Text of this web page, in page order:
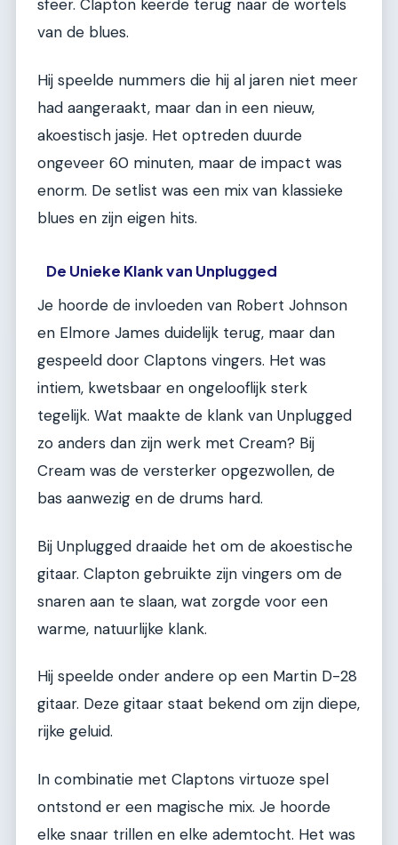
sfeer. Clapton keerde terug naar de wortels
van de blues.
Hij speelde nummers die hij al jaren niet meer
had aangeraakt, maar dan in een nieuw,
akoestisch jasje. Het optreden duurde
ongeveer 60 minuten, maar de impact was
enorm. De setlist was een mix van klassieke
blues en zijn eigen hits.
De Unieke Klank van Unplugged
Je hoorde de invloeden van Robert Johnson
en Elmore James duidelijk terug, maar dan
gespeeld door Claptons vingers. Het was
intiem, kwetsbaar en ongelooflijk sterk
tegelijk. Wat maakte de klank van Unplugged
zo anders dan zijn werk met Cream? Bij
Cream was de versterker opgezwollen, de
bas aanwezig en de drums hard.
Bij Unplugged draaide het om de akoestische
gitaar. Clapton gebruikte zijn vingers om de
snaren aan te slaan, wat zorgde voor een
warme, natuurlijke klank.
Hij speelde onder andere op een Martin D-28
gitaar. Deze gitaar staat bekend om zijn diepe,
rijke geluid.
In combinatie met Claptons virtuoze spel
ontstond er een magische mix. Je hoorde
elke snaar trillen en elke ademtocht. Het was